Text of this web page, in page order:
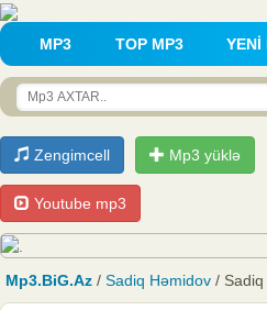
MP3 TOP MP3 YENİ
Zengimcell Mp3 yüklə
Youtube mp3
Mp3.BiG.Az / Sadiq Həmidov /